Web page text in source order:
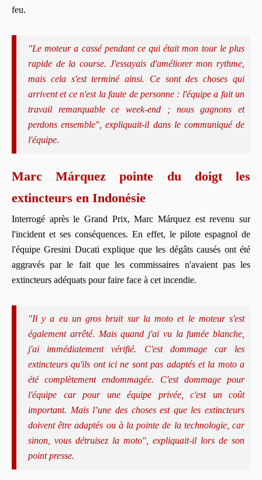
feu.
"Le moteur a cassé pendant ce qui était mon tour le plus
rapide de la course. J'essayais d'améliorer mon rythme,
mais cela s'est terminé ainsi. Ce sont des choses qui
arrivent et ce n'est la faute de personne : l'équipe a fait un
travail remarquable ce week-end ; nous gagnons et
perdons ensemble", expliquait-il dans le communiqué de
l'équipe.
Marc Márquez pointe du doigt les
extincteurs en Indonésie
Interrogé après le Grand Prix, Marc Márquez est revenu sur
l'incident et ses conséquences. En effet, le pilote espagnol de
l'équipe Gresini Ducati explique que les dégâts causés ont été
aggravés par le fait que les commissaires n'avaient pas les
extincteurs adéquats pour faire face à cet incendie.
"Il y a eu un gros bruit sur la moto et le moteur s'est
également arrêté. Mais quand j'ai vu la fumée blanche,
j'ai immédiatement vérifié. C'est dommage car les
extincteurs qu'ils ont ici ne sont pas adaptés et la moto a
été complètement endommagée. C'est dommage pour
l'équipe car pour une équipe privée, c'est un coût
important. Mais l’une des choses est que les extincteurs
doivent être adaptés ou à la pointe de la technologie, car
sinon, vous détruisez la moto", expliquait-il lors de son
point presse.